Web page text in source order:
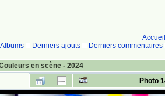
Accueil
Albums Derniers ajouts Derniers commentaires
en scène - 2024
Photo